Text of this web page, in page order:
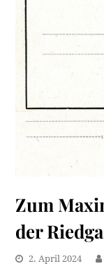
Zum
der
2. April 2024